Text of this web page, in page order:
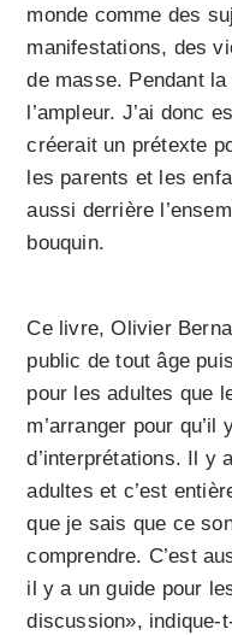
monde comme des
manifestations, des
de masse. Pendant
l’ampleur. J’ai donc
créerait un prétexte
les parents et les
aussi derrière
bouquin.
Ce livre, Olivier
public de tout âge
pour les adultes que
m’arranger pour
d’interprétations. Il y
adultes et c’est
que je sais que ce
comprendre. C’est
il y a un guide pour
discussion», indique-